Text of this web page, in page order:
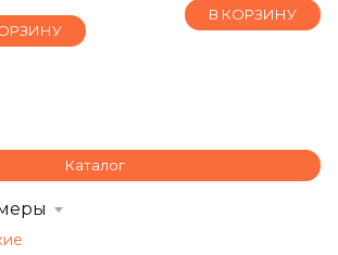
В КОРЗИНУ
Каталог